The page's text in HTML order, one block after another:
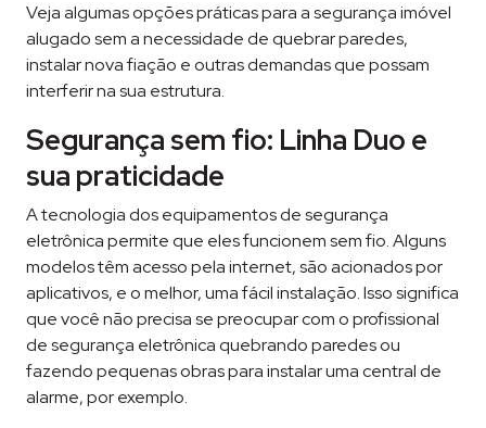
Veja algumas opções práticas para a segurança imóvel
alugado sem a necessidade de quebrar paredes,
instalar nova fiação e outras demandas que possam
interferir na sua estrutura.
Segurança sem fio: Linha Duo e
sua praticidade
A tecnologia dos equipamentos de segurança
eletrônica permite que eles funcionem sem fio. Alguns
modelos têm acesso pela internet, são acionados por
aplicativos, e o melhor, uma fácil instalação. Isso significa
que você não precisa se preocupar com o profissional
de segurança eletrônica quebrando paredes ou
fazendo pequenas obras para instalar uma central de
alarme, por exemplo.